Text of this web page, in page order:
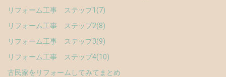
リフォーム工事 ステップ1(7)
リフォーム工事 ステップ2(8)
リフォーム工事 ステップ3(9)
リフォーム工事 ステップ4(10)
古民家をリフォームしてみてまとめ